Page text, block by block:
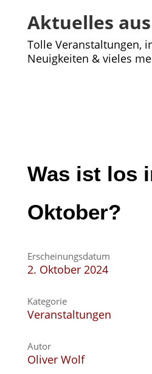
Aktuelles
Tolle Veranstaltungen,
Neuigkeiten & vieles
Was ist los
Oktober?
Erscheinungsdatum
2. Oktober 2024
Kategorie
Veranstaltungen
Autor
Oliver Wolf